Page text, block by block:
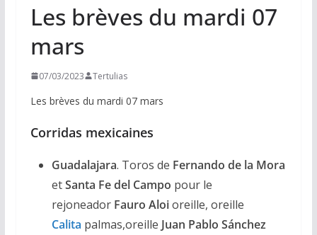
Les brèves du mardi 07
mars
07/03/2023 Tertulias
Les brèves du mardi 07 mars
Corridas mexicaines
Guadalajara. Toros de Fernando de la Mora
etSanta Fe del Campo pour le
rejoneador Fauro Aloioreille, oreille
Calita palmas,oreille Juan Pablo Sánchez